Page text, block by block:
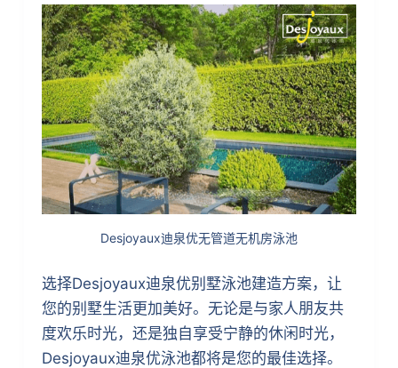
Desjoyaux迪泉优无管道无机房泳池
选择Desjoyaux迪泉优别墅泳池建造方案，让
您的别墅生活更加美好。无论是与家人朋友共
度欢乐时光，还是独自享受宁静的休闲时光，
Desjoyaux迪泉优泳池都将是您的最佳选择。